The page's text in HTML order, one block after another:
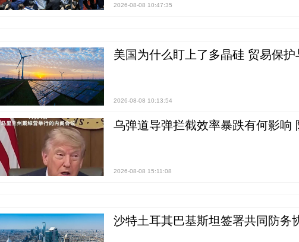
2026-08-08 10:47:35
美国为什么盯上了多晶硅 贸易保护
2026-08-08 10:13:54
乌弹道导弹拦截效率暴跌有何影响
2026-08-08 15:11:08
沙特土耳其巴基斯坦签署共同防务